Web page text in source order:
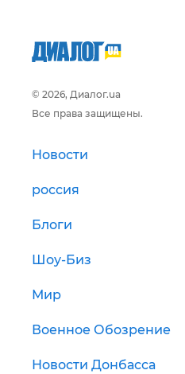
© 2026, Диалог.ua
Все права защищены.
Новости
россия
Блоги
Шоу-Биз
Мир
Военное Обозрение
Новости Донбасса